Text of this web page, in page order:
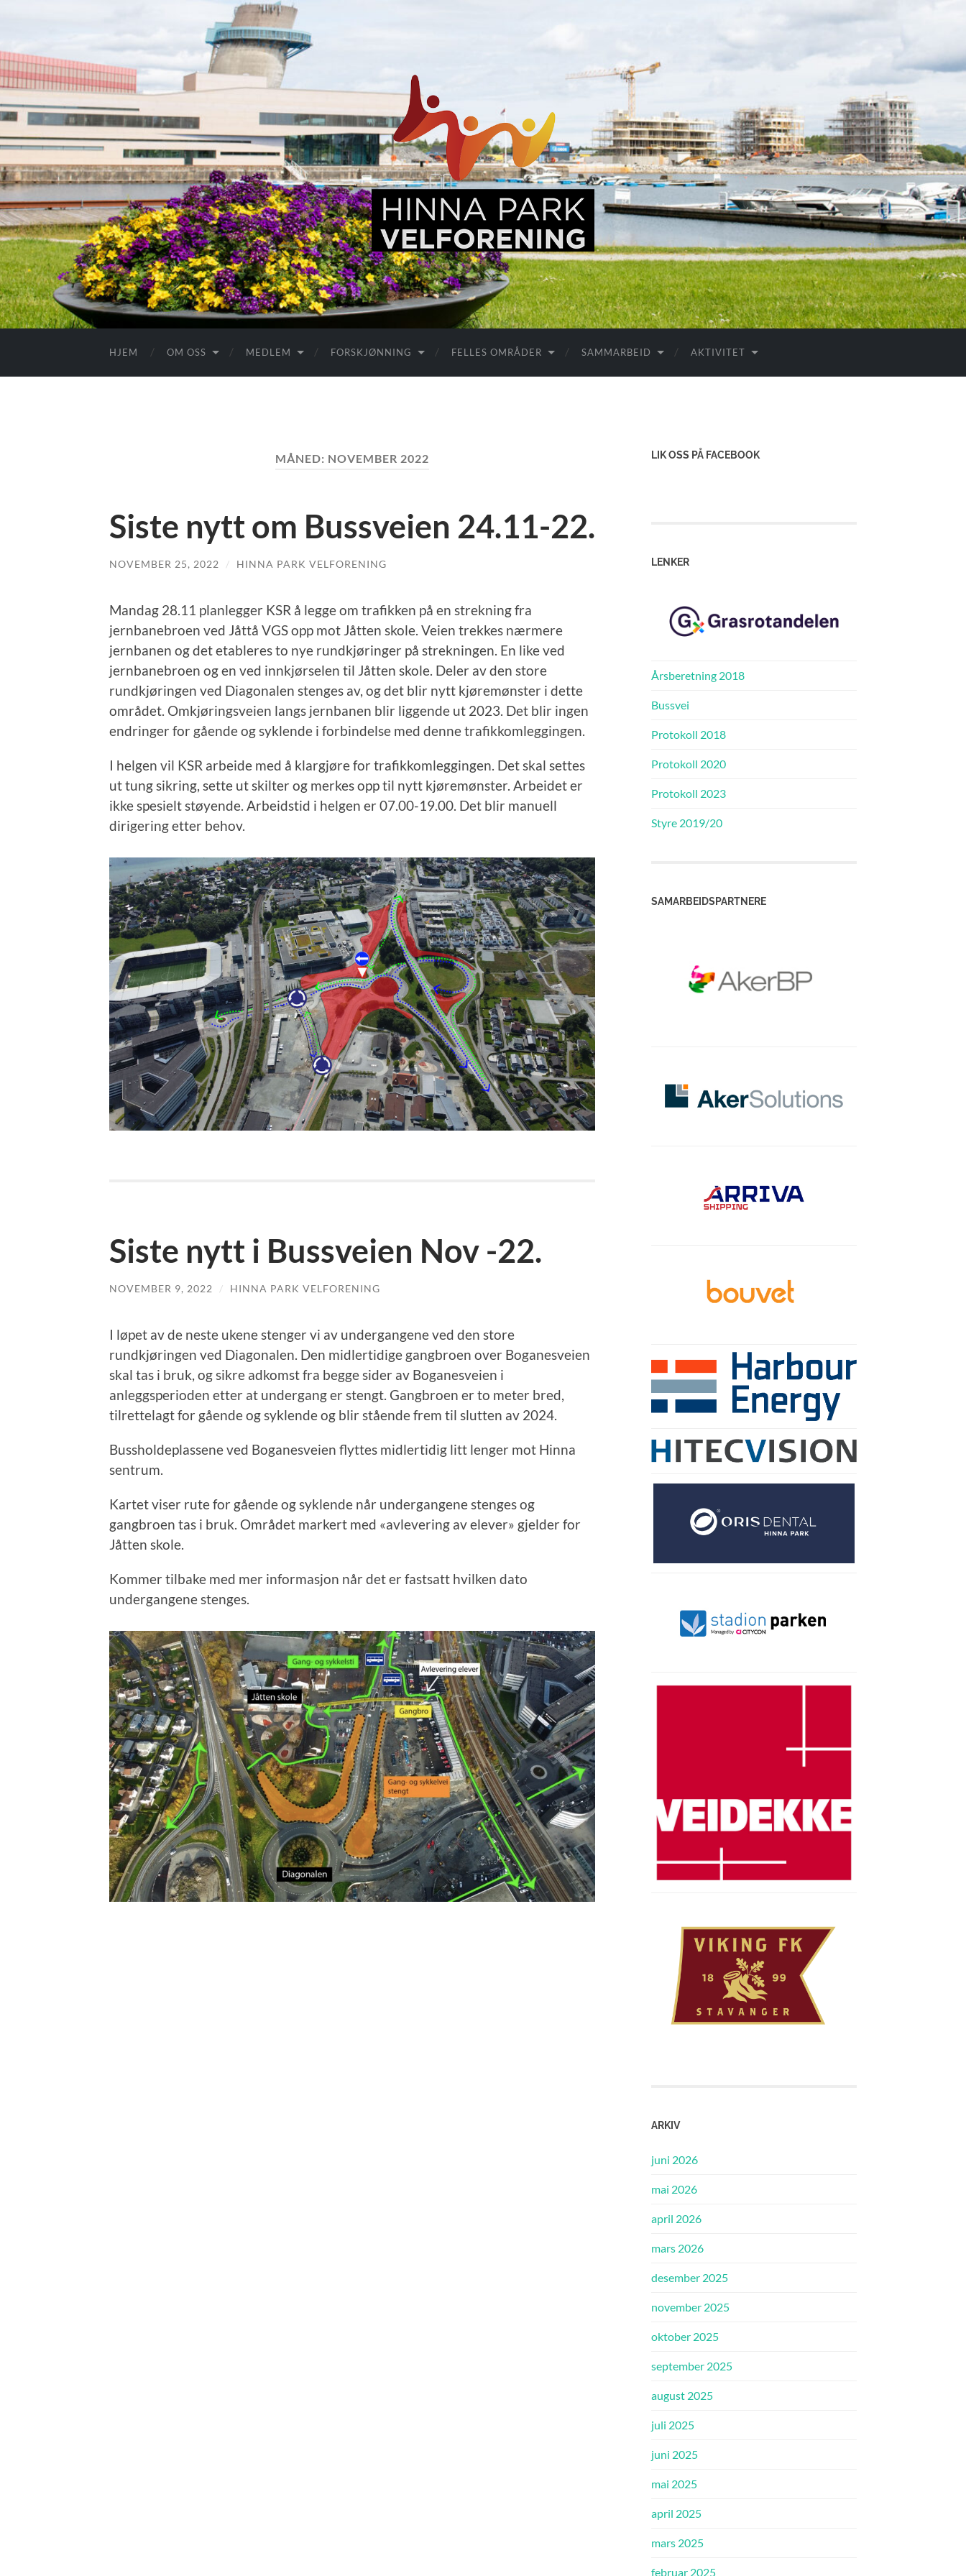
Hinna
Park,
en
levende
bydel
HJEM OM OSS MEDLEM FORSKJØNNING FELLES OMRÅDER SAMMARBEID AKTIVITET
MÅNED: NOVEMBER 2022
Siste nytt om Bussveien 24.11-22.
NOVEMBER 25, 2022 / HINNA PARK VELFORENING
Mandag 28.11 planlegger KSR å legge om trafikken på en strekning fra
jernbanebroen ved Jåttå VGS opp mot Jåtten skole. Veien trekkes nærmere
jernbanen og det etableres to nye rundkjøringer på strekningen. En like ved
jernbanebroen og en ved innkjørselen til Jåtten skole. Deler av den store
rundkjøringen ved Diagonalen stenges av, og det blir nytt kjøremønster i dette
området. Omkjøringsveien langs jernbanen blir liggende ut 2023. Det blir ingen
endringer for gående og syklende i forbindelse med denne trafikkomleggingen.
I helgen vil KSR arbeide med å klargjøre for trafikkomleggingen. Det skal settes
ut tung sikring, sette ut skilter og merkes opp til nytt kjøremønster. Arbeidet er
ikke spesielt støyende. Arbeidstid i helgen er 07.00-19.00. Det blir manuell
dirigering etter behov.
Siste nytt i Bussveien Nov -22.
NOVEMBER 9, 2022 / HINNA PARK VELFORENING
I løpet av de neste ukene stenger vi av undergangene ved den store
rundkjøringen ved Diagonalen. Den midlertidige gangbroen over Boganesveien
skal tas i bruk, og sikre adkomst fra begge sider av Boganesveien i
anleggsperioden etter at undergang er stengt. Gangbroen er to meter bred,
tilrettelagt for gående og syklende og blir stående frem til slutten av 2024.
Bussholdeplassene ved Boganesveien flyttes midlertidig litt lenger mot Hinna
sentrum.
Kartet viser rute for gående og syklende når undergangene stenges og
gangbroen tas i bruk. Området markert med «avlevering av elever» gjelder for
Jåtten skole.
Kommer tilbake med mer informasjon når det er fastsatt hvilken dato
undergangene stenges.
LIK OSS PÅ FACEBOOK
LENKER
Årsberetning 2018
Bussvei
Protokoll 2018
Protokoll 2020
Protokoll 2023
Styre 2019/20
SAMARBEIDSPARTNERE
ARKIV
juni 2026
mai 2026
april 2026
mars 2026
desember 2025
november 2025
oktober 2025
september 2025
august 2025
juli 2025
juni 2025
mai 2025
april 2025
mars 2025
februar 2025